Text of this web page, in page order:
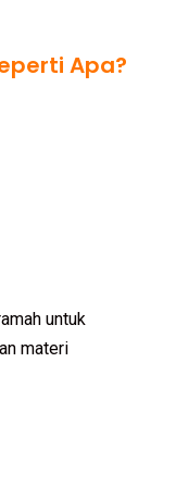
Apa?
untuk
materi